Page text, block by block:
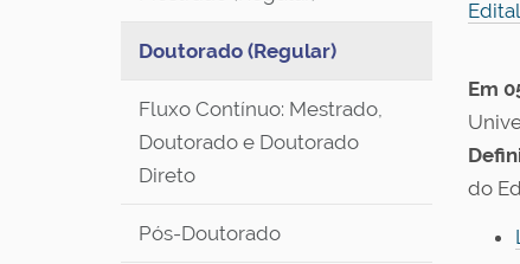
Doutorado (Regular)
Fluxo Contínuo: Mestrado,
Doutorado e Doutorado
Direto
Pós-Doutorado
Em
do